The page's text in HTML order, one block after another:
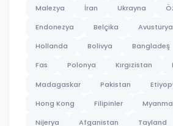
Malezya
İran Ukrayna
Endonezya
Belçika Avusturya
Hollanda
Bolivya Bangladeş
Fas
Polonya Kırgızistan
Madagaskar
Pakistan
Hong Kong
Filipinler
Nijerya
Afganistan Tayland